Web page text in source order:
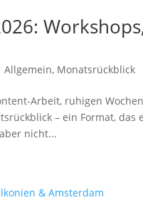
Allgemein, Monatsrückblick
Arbeit, ruhigen
– ein Format,
nicht...